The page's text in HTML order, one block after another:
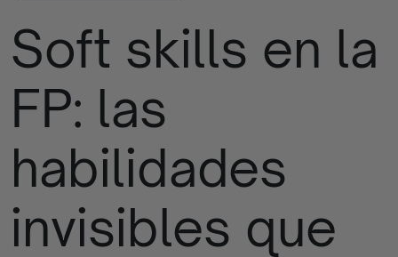
Contacto
Empresas
Blog
Programas
finalizados
Soft skills en la
FP: las
habilidades
invisibles que